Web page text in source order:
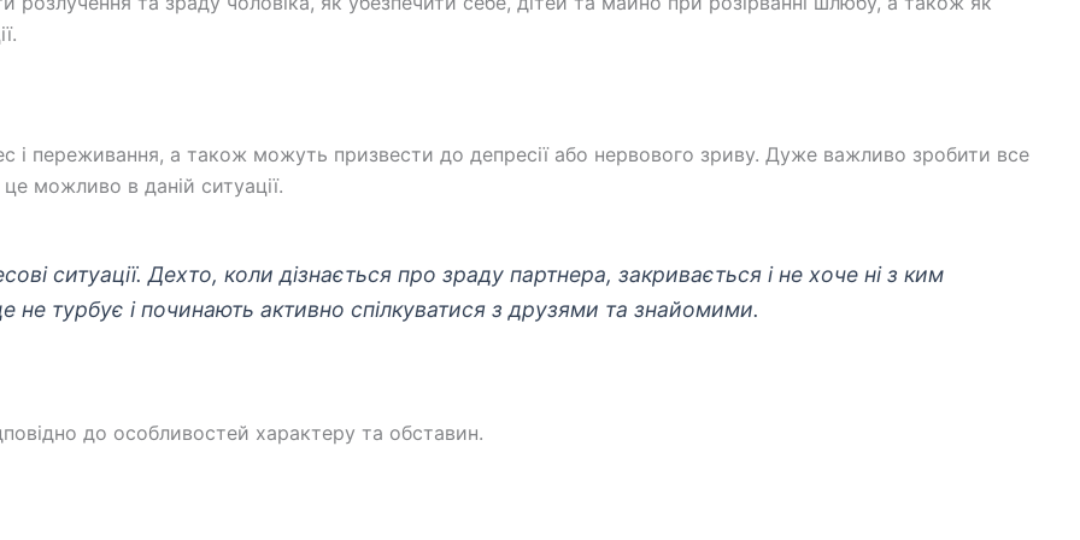
і переживання, а також можуть призвести до депресії або нервового зриву. Дуже важливо зробити все
можливо в даній ситуації.
ситуації. Дехто, коли дізнається про зраду партнера, закривається і не хоче ні з ким
не турбує і починають активно спілкуватися з друзями та знайомими.
до особливостей характеру та обставин.